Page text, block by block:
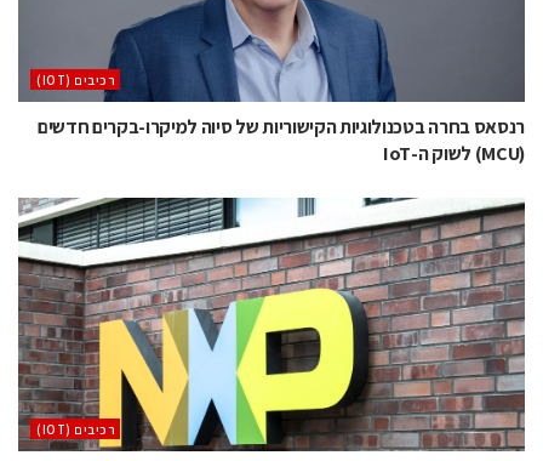
‫רכיבים‬ (IOT)
רנסאס בחרה בטכנולוגיות הקישוריות של סיוה למיקרו-בקרים חדשים
(MCU) לשוק ה-IoT
‫רכיבים‬ (IOT)